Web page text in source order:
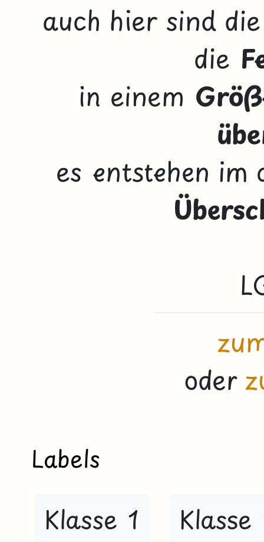
auch hier sind
die
in einem
es entstehen im
oder
Labels
Klasse 1